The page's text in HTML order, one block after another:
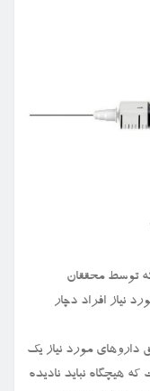
جدیدی که توسط محققان
نیاز افراد دچار
داروهای مورد نیاز یک
هیچگاه نباید نادیده